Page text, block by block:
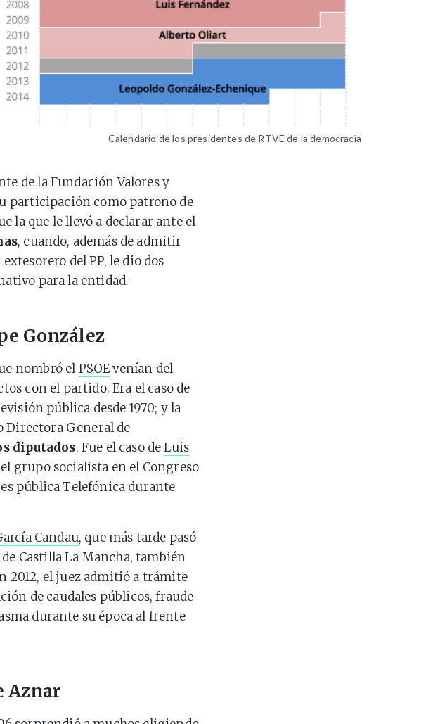
Calendario de los presidentes de RTVE de la democracia
de la Fundación Valores y
participación como patrono de
la que le llevó a declarar ante el
, cuando, además de admitir
del PP, le dio dos
para la entidad.
González
nombró elPSOEvenían del
con el partido. Era el caso de
pública desde 1970; y la
Directora General de
diputados. Fue el caso deLuis
grupo socialista en el Congreso
pública Telefónica durante
Candau, que más tarde pasó
Castilla La Mancha, también
2012, el juez admitió a trámite
de caudales públicos, fraude
durante su época al frente
Aznar